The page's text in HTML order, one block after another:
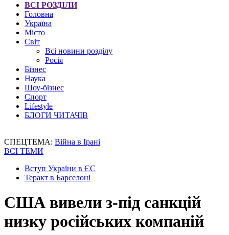
ВСІ РОЗДІЛИ
Головна
Україна
Місто
Світ
Всі новини розділу
Росія
Бізнес
Наука
Шоу-бізнес
Спорт
Lifestyle
БЛОГИ ЧИТАЧІВ
СПЕЦТЕМА: Війна в Ірані
ВСІ ТЕМИ
Вступ України в ЄС
Теракт в Барселоні
США вивели з-під санкцій
низку російських компаній